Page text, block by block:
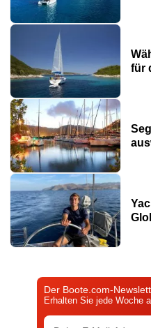
für
Der Boote.com-
Erhalten Sie jede Woche